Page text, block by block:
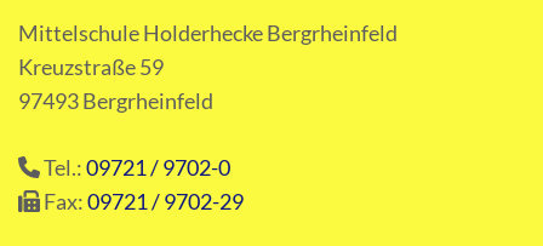
Mittelschule Holderhecke Bergrheinfeld
Kreuzstraße 59
97493 Bergrheinfeld
Tel.:09721 / 9702-0
Fax:09721 / 9702-29